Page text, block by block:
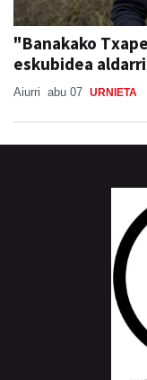
"Banakako
eskubidea
Aiurri abu 07 URNIETA